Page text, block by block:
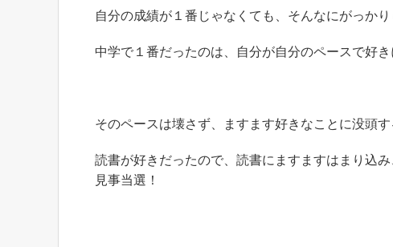
自分の成績が１番じゃなくても、そんなにがっかり
中学で１番だったのは、自分が自分のペースで好
そのペースは壊さず、ますます好きなことに没頭す
読書が好きだったので、読書にますますはまり込
見事当選！